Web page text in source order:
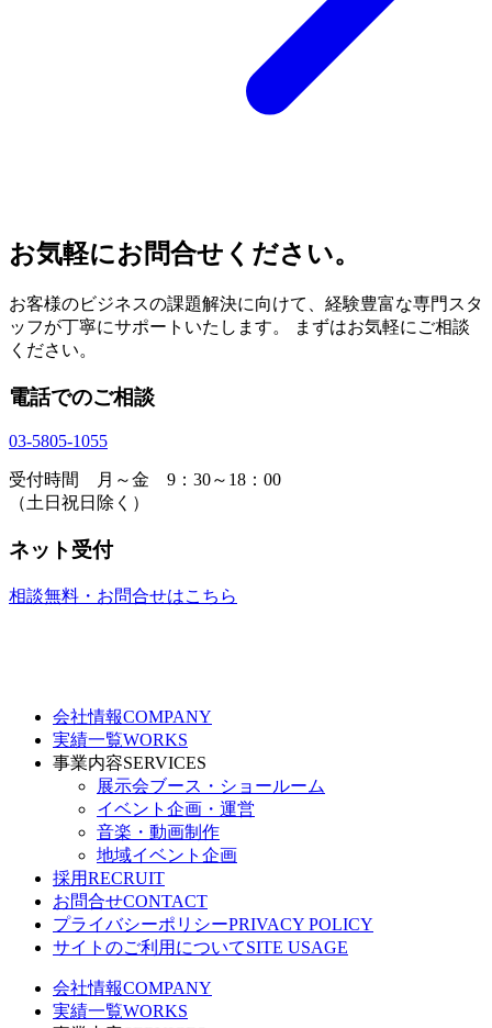
お気軽にお問合せください。
お客様のビジネスの課題解決に向けて、経験豊富な専門スタ
ッフが丁寧にサポートいたします。 まずはお気軽にご相談
ください。
電話でのご相談
03-5805-1055
受付時間 月～金 9：30～18：00
（土日祝日除く）
ネット受付
相談無料・お問合せはこちら
会社情報COMPANY
実績一覧WORKS
事業内容SERVICES
展示会ブース・ショールーム
イベント企画・運営
音楽・動画制作
地域イベント企画
採用RECRUIT
お問合せCONTACT
プライバシーポリシーPRIVACY POLICY
サイトのご利用についてSITE USAGE
会社情報COMPANY
実績一覧WORKS